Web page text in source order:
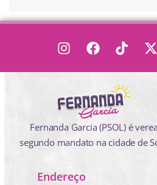
Fernanda Garcia (PSOL) é
segundo mandato na cidade de
Endereço